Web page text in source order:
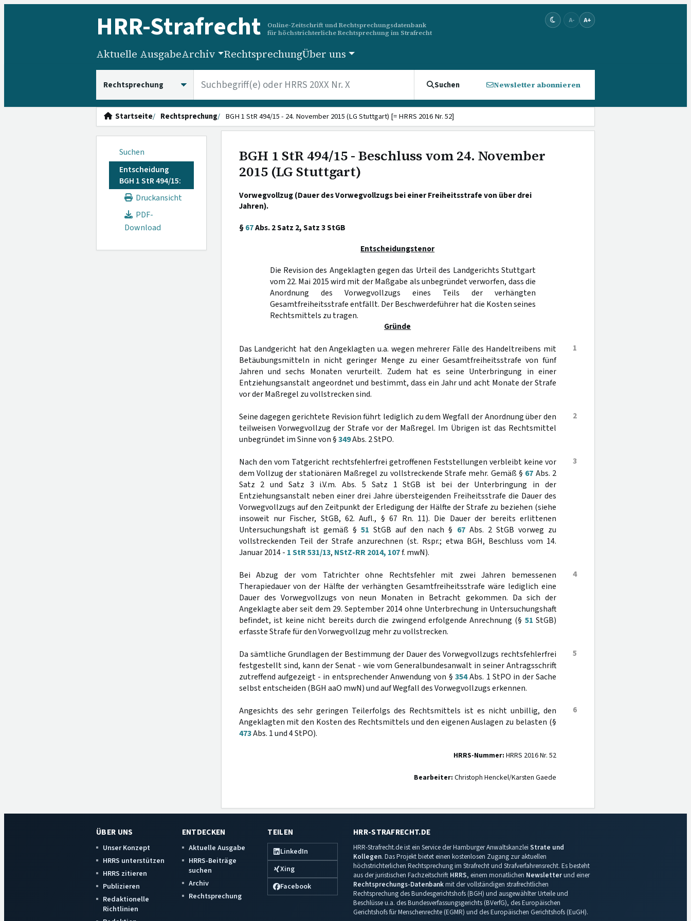
HRR-Strafrecht
Online-Zeitschrift und Rechtsprechungsdatenbank
für höchstrichterliche Rechtsprechung im Strafrecht
A- A+
Aktuelle AusgabeArchiv RechtsprechungÜber uns
Suchen Newsletter abonnieren
Startseite Rechtsprechung BGH 1 StR 494/15 - 24. November 2015 (LG Stuttgart) [= HRRS 2016 Nr. 52]
Suchen
Entscheidung
BGH 1 StR 494/15:
Druckansicht
PDF-
Download
BGH 1 StR 494/15 - Beschluss vom 24. November
2015 (LG Stuttgart)
Vorwegvollzug (Dauer des Vorwegvollzugs bei einer Freiheitsstrafe von über drei
Jahren).
§67Abs. 2 Satz 2, Satz 3 StGB
Entscheidungstenor
Die Revision des Angeklagten gegen das Urteil des Landgerichts Stuttgart
vom 22. Mai 2015 wird mit der Maßgabe als unbegründet verworfen, dass die
Anordnung des Vorwegvollzugs eines Teils der verhängten
Gesamtfreiheitsstrafe entfällt. Der Beschwerdeführer hat die Kosten seines
Rechtsmittels zu tragen.
Gründe
1
Das Landgericht hat den Angeklagten u.a. wegen mehrerer Fälle des Handeltreibens mit
Betäubungsmitteln in nicht geringer Menge zu einer Gesamtfreiheitsstrafe von fünf
Jahren und sechs Monaten verurteilt. Zudem hat es seine Unterbringung in einer
Entziehungsanstalt angeordnet und bestimmt, dass ein Jahr und acht Monate der Strafe
vor der Maßregel zu vollstrecken sind.
2
Seine dagegen gerichtete Revision führt lediglich zu dem Wegfall der Anordnung über den
teilweisen Vorwegvollzug der Strafe vor der Maßregel. Im Übrigen ist das Rechtsmittel
unbegründet im Sinne von §349Abs. 2 StPO.
3
Nach den vom Tatgericht rechtsfehlerfrei getroffenen Feststellungen verbleibt keine vor
dem Vollzug der stationären Maßregel zu vollstreckende Strafe mehr. Gemäß § 67 Abs. 2
Satz 2 und Satz 3 i.V.m. Abs. 5 Satz 1 StGB ist bei der Unterbringung in der
Entziehungsanstalt neben einer drei Jahre übersteigenden Freiheitsstrafe die Dauer des
Vorwegvollzugs auf den Zeitpunkt der Erledigung der Hälfte der Strafe zu beziehen (siehe
insoweit nur Fischer, StGB, 62. Aufl., § 67 Rn. 11). Die Dauer der bereits erlittenen
Untersuchungshaft ist gemäß § 51 StGB auf den nach § 67Abs. 2 StGB vorweg zu
vollstreckenden Teil der Strafe anzurechnen (st. Rspr.; etwa BGH, Beschluss vom 14.
Januar 2014 - 1 StR 531/13, NStZ-RR 2014, 107f. mwN).
4
Bei Abzug der vom Tatrichter ohne Rechtsfehler mit zwei Jahren bemessenen
Therapiedauer von der Hälfte der verhängten Gesamtfreiheitsstrafe wäre lediglich eine
Dauer des Vorwegvollzugs von neun Monaten in Betracht gekommen. Da sich der
Angeklagte aber seit dem 29. September 2014 ohne Unterbrechung in Untersuchungshaft
befindet, ist keine nicht bereits durch die zwingend erfolgende Anrechnung (§ 51 StGB)
erfasste Strafe für den Vorwegvollzug mehr zu vollstrecken.
5
Da sämtliche Grundlagen der Bestimmung der Dauer des Vorwegvollzugs rechtsfehlerfrei
festgestellt sind, kann der Senat - wie vom Generalbundesanwalt in seiner Antragsschrift
zutreffend aufgezeigt - in entsprechender Anwendung von §354Abs. 1 StPO in der Sache
selbst entscheiden (BGH aaO mwN) und auf Wegfall des Vorwegvollzugs erkennen.
6
Angesichts des sehr geringen Teilerfolgs des Rechtsmittels ist es nicht unbillig, den
Angeklagten mit den Kosten des Rechtsmittels und den eigenen Auslagen zu belasten (§
473Abs. 1 und 4 StPO).
HRRS-Nummer: HRRS 2016 Nr. 52
Bearbeiter: Christoph Henckel/Karsten Gaede
ÜBER UNS
Unser Konzept
HRRS unterstützen
HRRS zitieren
Publizieren
Redaktionelle
Richtlinien
ENTDECKEN
Aktuelle Ausgabe
HRRS-Beiträge
suchen
Archiv
Rechtsprechung
TEILEN
LinkedIn
Xing
Facebook
HRR-STRAFRECHT.DE
HRR-Strafrecht.de ist ein Service der Hamburger Anwaltskanzlei Strate und
Kollegen. Das Projekt bietet einen kostenlosen Zugang zur aktuellen
höchstrichterlichen Rechtsprechung im Strafrecht und Strafverfahrensrecht. Es besteht
aus der juristischen Fachzeitschrift HRRS, einem monatlichen Newsletterund einer
Rechtsprechungs-Datenbankmit der vollständigen strafrechtlichen
Rechtsprechung des Bundesgerichtshofs (BGH) und ausgewählter Urteile und
Beschlüsse u.a. des Bundesverfassungsgerichts (BVerfG), des Europäischen
Gerichtshofs für Menschenrechte (EGMR) und des Europäischen Gerichtshofs (EuGH).